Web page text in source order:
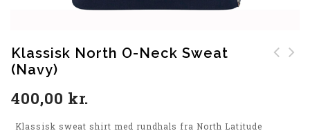
Klassisk North O-Neck Sweat
(Navy)
400,00 kr.
Klassisk sweat shirt med rundhals fra North Latitude